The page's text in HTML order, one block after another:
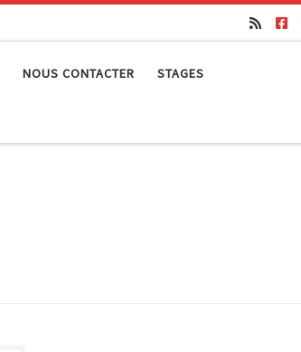
NOUS CONTACTER STAGES